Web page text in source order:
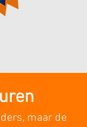
maar de